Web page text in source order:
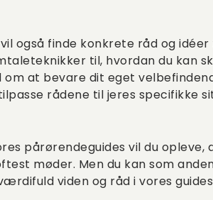
vil også finde konkrete råd og
til, hvordan du kan
om at bevare dit eget
rådene til jeres specifikke
pårørendeguides vil du
møder. Men du kan som
viden og råd i vores